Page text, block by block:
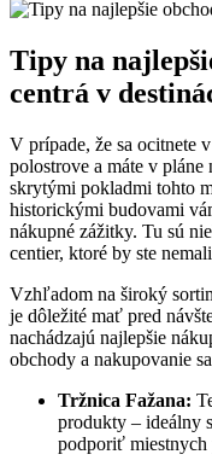
Tipy na
centrá v
V prípade, že sa ocitnete
polostrove a máte v
skrytými pokladmi tohto
historickými budovami
nákupné zážitky. Tu sú
centier, ktoré by ste
Vzhľadom na široký
je dôležité mať pred
nachádzajú najlepšie
obchody a nakupovanie
Tržnica Fažana:
produkty – ideálny
podporiť miestnych